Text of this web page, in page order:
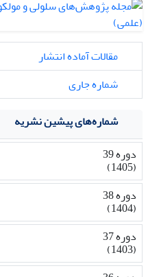
مقالات آماده انتشار
شماره جاری
شماره‌های پیشین نشریه
دوره 39
(1405)
دوره 38
(1404)
دوره 37
(1403)